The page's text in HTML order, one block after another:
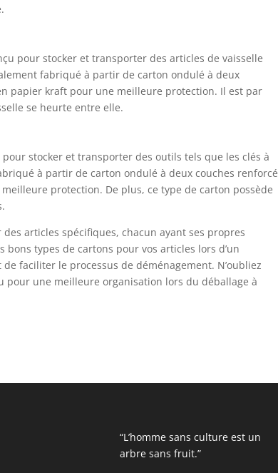
pour stocker et transporter des articles de vaisselle
fabriqué à partir de carton ondulé à deux
papier kraft pour une meilleure protection. Il est par
se heurte entre elle.
stocker et transporter des outils tels que les clés à
à partir de carton ondulé à deux couches renforcé
protection. De plus, ce type de carton possède
articles spécifiques, chacun ayant ses propres
types de cartons pour vos articles lors d’un
faciliter le processus de déménagement. N’oubliez
pour une meilleure organisation lors du déballage à
“L’homme sans culture est un
arbre sans fruit.”